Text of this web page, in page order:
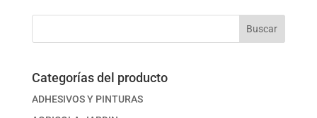
Buscar
Categorías del producto
ADHESIVOS Y PINTURAS